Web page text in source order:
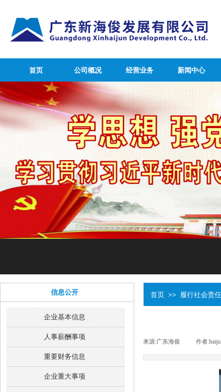
首页 公司概况 经营业务 新闻中心
信息公开 首页 >> 履行社会责任
企业基本信息
人事薪酬事项
重要财务信息
企业重大事项
来源:广东海俊 作者: